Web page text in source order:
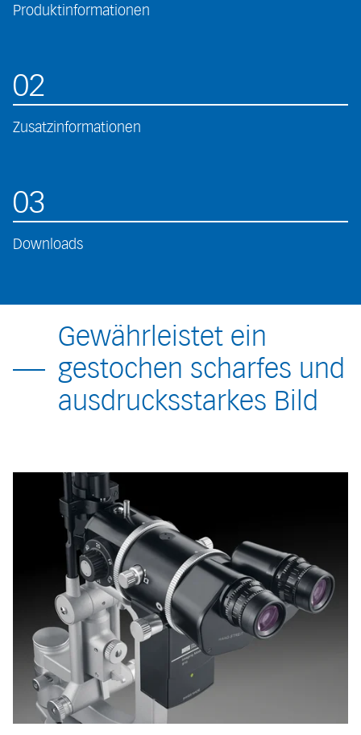
Produktinformationen
02
Zusatzinformationen
03
Downloads
Gewährleistet ein
gestochen scharfes und
ausdrucksstarkes Bild